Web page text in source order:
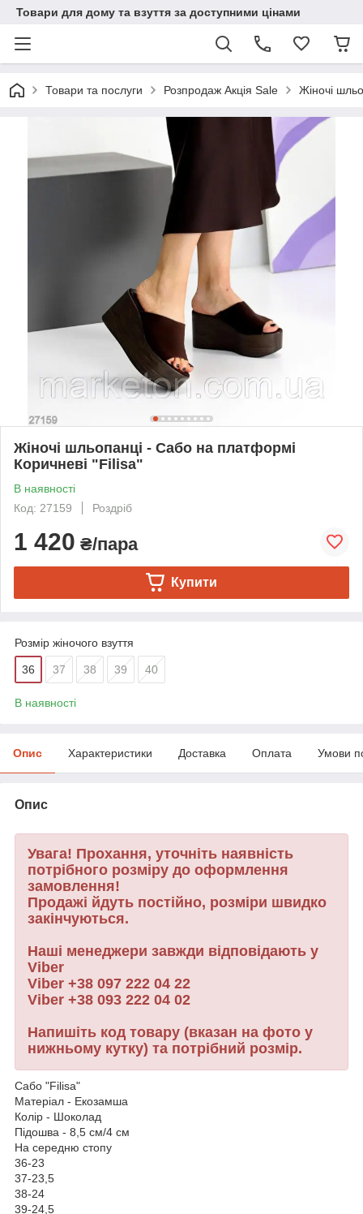
Товари для дому та взуття за доступними цінами
Товари та послуги Розпродаж Акція Sale Жіночі
Жіночі шльопанці - Сабо на платформі
Коричневі "Filisa"
В наявності
Код: 27159
Роздріб
1 420 ₴/пара
Купити
Розмір жіночого взуття
36 37 38 39 40
В наявності
Опис Характеристики Доставка Оплата Умови
Опис
Увага! Прохання, уточніть наявність
потрібного розміру до оформлення
замовлення!
Продажі йдуть постійно, розміри швидко
закінчуються.
Наші менеджери завжди відповідають у
Viber
Viber +38 097 222 04 22
Viber +38 093 222 04 02
Напишіть код товару (вказан на фото у
нижньому кутку) та потрібний розмір.
Сабо "Filisa"
Матеріал - Екозамша
Колір - Шоколад
Підошва - 8,5 см/4 см
На середню стопу
36-23
37-23,5
38-24
39-24,5